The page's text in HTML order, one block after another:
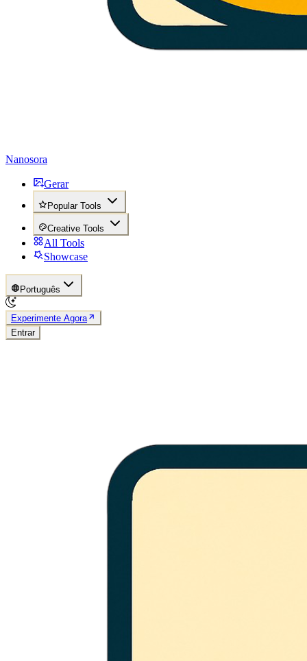
Nanosora
Gerar
Popular Tools
Creative Tools
All Tools
Showcase
Português
Experimente Agora
Entrar